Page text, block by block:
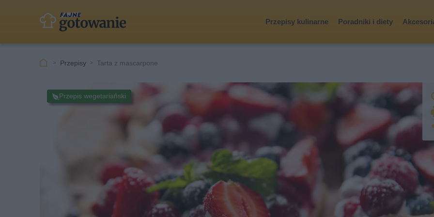
Przepisy kulinarne Poradniki i diety
Przepisy Tarta z mascarpone
Przepis wegetariański